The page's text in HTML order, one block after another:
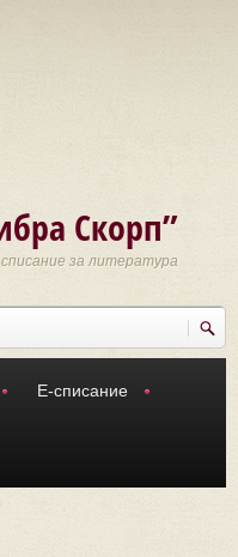
Скорп”
за литература
Е-списание